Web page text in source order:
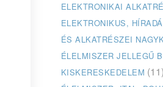
ELEKTRONIKAI
ELEKTRONIKUS,
ÉS ALKATRÉSZEI
ÉLELMISZER JELLEGŰ
KISKERESKEDELEM (11)